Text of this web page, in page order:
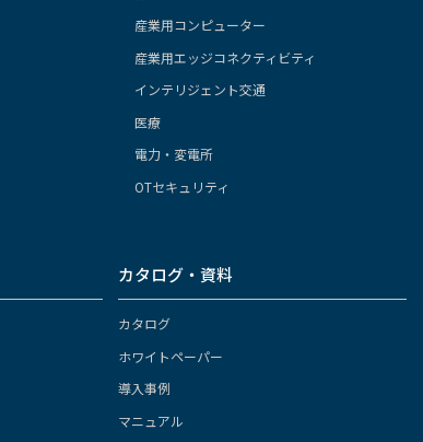
産業用コンピューター
産業用エッジコネクティビティ
インテリジェント交通
医療
電力・変電所
OTセキュリティ
カタログ・資料
カタログ
ホワイトペーパー
導入事例
マニュアル